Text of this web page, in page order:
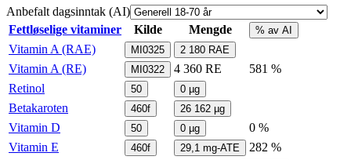
Anbefalt dagsinntak (AI)
Fettløselige vitaminer
Kilde Mengde % av AI
Vitamin A (RAE) MI0325 2 180 RAE
Vitamin A (RE) MI0322 4 360 RE
581 %
Retinol
50 0 µg
Betakaroten 460f 26 162 µg
Vitamin D 50 0 µg
0 %
Vitamin E
460f 29,1 mg-ATE
282 %